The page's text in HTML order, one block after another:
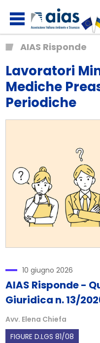
AIAS Risponde
Lavoratori
Mediche
Periodiche
10 giugno 2026
AIAS Risponde -
Giuridica n. 13/
Avv. Elena Chiefa
FIGURE D.LGS 81/08